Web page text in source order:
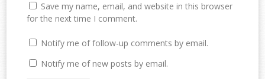
Save my name, email, and website in this browser
for the next time I comment.
Notify me of follow-up comments by email.
Notify me of new posts by email.